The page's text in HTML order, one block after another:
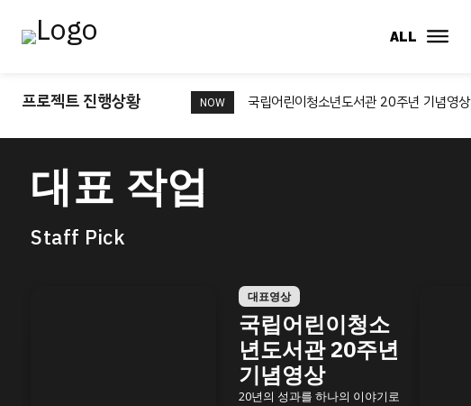
ALL
프로젝트 진행상황 NOW 국립어린이청소년도서관 20주년 기념영상
대표 작업
Staff Pick
대표영상
국립어린이청소
년도서관 20주년
기념영상
20년의 성과를 하나의 이야기로